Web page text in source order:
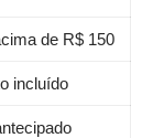
de R$ 150
incluído